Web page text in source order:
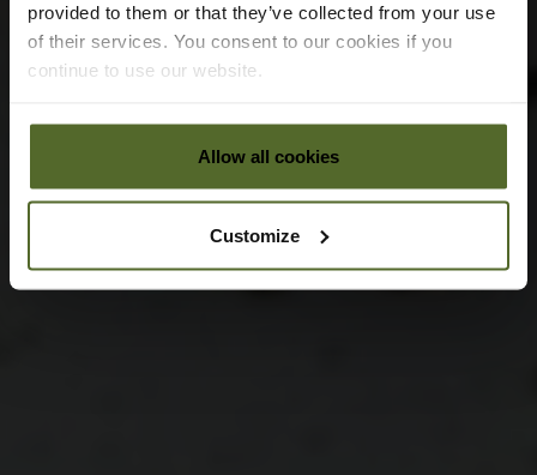
provided to them or that they’ve collected from your use
of their services. You consent to our cookies if you
continue to use our website.
Allow all cookies
Customize